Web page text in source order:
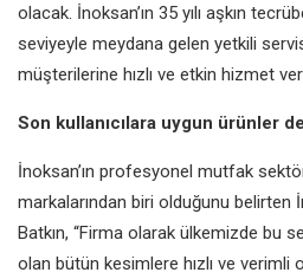
olacak. İnoksan’ın 35 yılı aşkın
seviyeyle meydana gelen yetkili
müşterilerine hızlı ve etkin hizmet
Son kullanıcılara uygun ürünler
İnoksan’ın profesyonel mutfak
markalarından biri olduğunu belirten
Batkın, “Firma olarak ülkemizde bu
olan bütün kesimlere hızlı ve verimli